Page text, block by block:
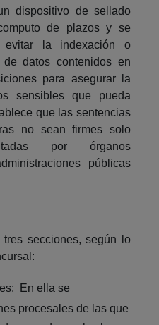
dispositivo de sellado
de plazos y se
evitar la indexación o
de datos contenidos en
para asegurar la
sensibles que pueda
que las sentencias
no sean firmes solo
por órganos
públicas
secciones, según lo
En ella se
procesales de las que